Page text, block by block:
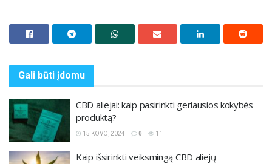
Gali būti įdomu
CBD aliejai: kaip pasirinkti geriausios kokybės
produktą?
15 KOVO, 2024 0 11
Kaip išsirinkti veiksmingą CBD aliejų